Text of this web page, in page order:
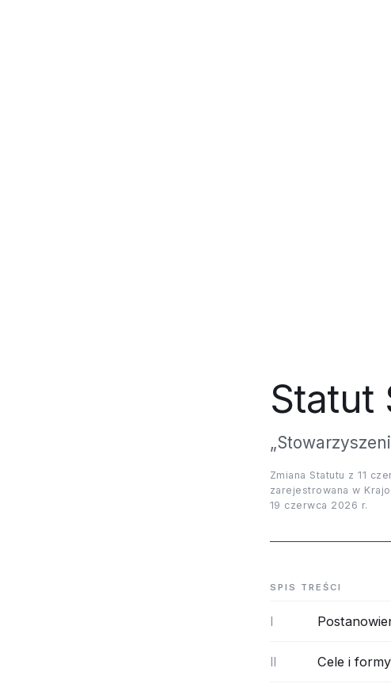
Statut
Zmiana Statutu z 11
zarejestrowana w
19 czerwca 2026 r.
SPIS TREŚCI
I
II Cele i formy